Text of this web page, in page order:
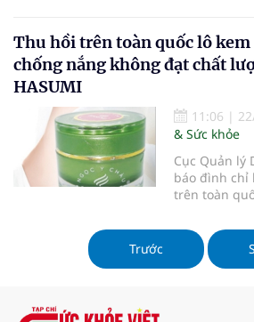
nắng Asia
SPF
lượng. Sản
Green Asia
TNHH
chịu trách
phẩm.
Thu hồi trên toàn quốc lô
chống nắng không đạt chất
HASUMI
11:06 |
& Sức khỏe
Cục Quản lý
báo đình chỉ
trên toàn
hàng
mỹ phẩm
do là mẫu
Trước